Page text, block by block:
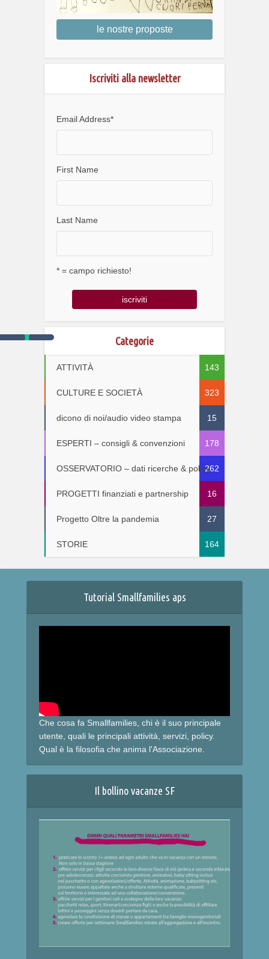
le nostre proposte
Iscriviti alla newsletter
Email Address*
First Name
Last Name
* = campo richiesto!
Categorie
ATTIVITÀ 143
CULTURE E SOCIETÀ 323
dicono di noi/audio video stampa 15
ESPERTI – consigli & convenzioni 178
OSSERVATORIO – dati ricerche & policy262
PROGETTI finanziati e partnership 16
Progetto Oltre la pandemia 27
STORIE 164
Tutorial Smallfamilies aps
Che cosa fa Smallfamilies, chi è il suo principale
utente, quali le principali attività, servizi, policy.
Qual è la filosofia che anima l'Associazione.
Il bollino vacanze SF